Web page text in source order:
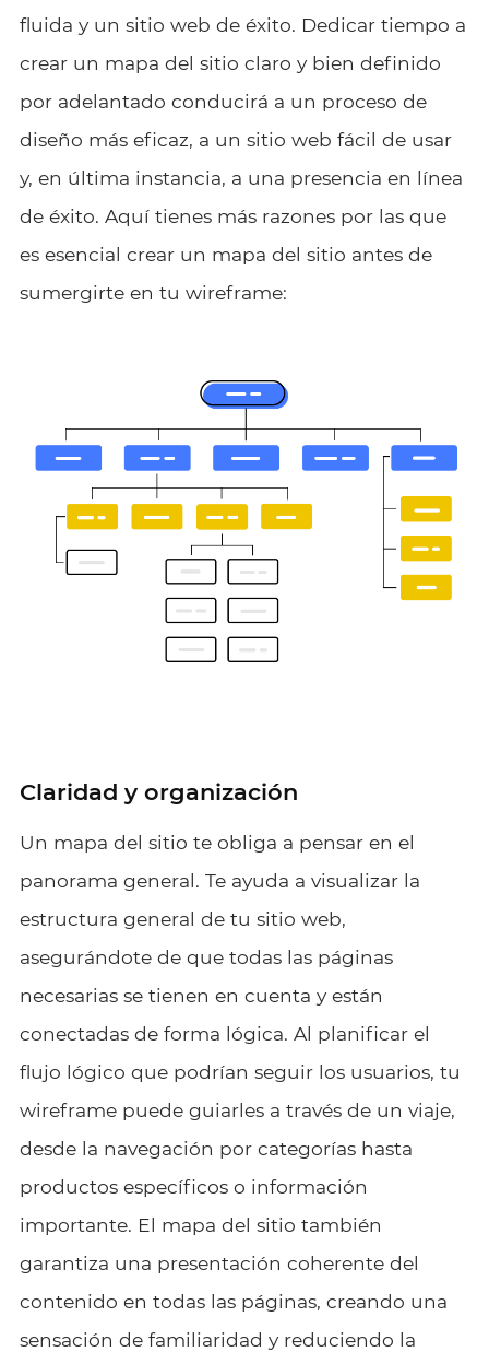
fluida y un sitio web de éxito. Dedicar tiempo a
crear un mapa del sitio claro y bien definido
por adelantado conducirá a un proceso de
diseño más eficaz, a un sitio web fácil de usar
y, en última instancia, a una presencia en línea
de éxito. Aquí tienes más razones por las que
es esencial crear un mapa del sitio antes de
sumergirte en tu wireframe:
Claridad y organización
Un mapa del sitio te obliga a pensar en el
panorama general. Te ayuda a visualizar la
estructura general de tu sitio web,
asegurándote de que todas las páginas
necesarias se tienen en cuenta y están
conectadas de forma lógica. Al planificar el
flujo lógico que podrían seguir los usuarios, tu
wireframe puede guiarles a través de un viaje,
desde la navegación por categorías hasta
productos específicos o información
importante. El mapa del sitio también
garantiza una presentación coherente del
contenido en todas las páginas, creando una
sensación de familiaridad y reduciendo la